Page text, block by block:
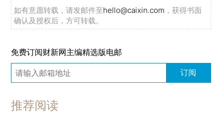
如有意愿转载，请发邮件至hello@caixin.com ，获得书面
确认及授权后，方可转载。
免费订阅财新网主编精选版电邮
订阅
推荐阅读